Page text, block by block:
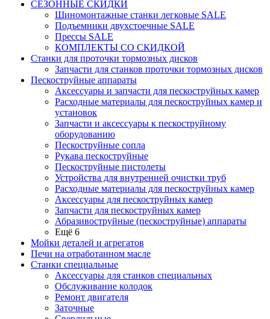
СЕЗОННЫЕ СКИДКИ
Шиномонтажные станки легковые SALE
Подъемники двухстоечные SALE
Прессы SALE
КОМПЛЕКТЫ СО СКИДКОЙ
Станки для проточки тормозных дисков
Запчасти для станков проточки тормозных дисков
Пескоструйные аппараты
Аксессуары и запчасти для пескоструйных камер
Расходные материалы для пескоструйных камер и
установок
Запчасти и аксессуары к пескоструйному
оборудованию
Пескоструйные сопла
Рукава пескоструйные
Пескоструйные пистолеты
Устройства для внутренней очистки труб
Расходные материалы для пескоструйных камер
Аксессуары для пескоструйных камер
Запчасти для пескоструйных камер
Абразивоструйные (пескоструйные) аппараты
Ещё 6
Мойки деталей и агрегатов
Печи на отработанном масле
Станки специальные
Аксессуары для станков специальных
Обслуживание колодок
Ремонт двигателя
Заточные